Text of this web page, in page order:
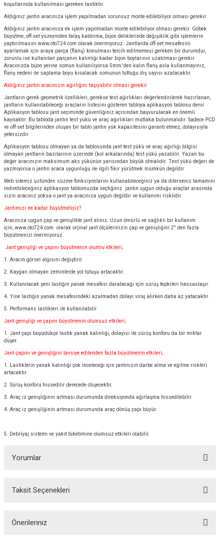
koşullarında kullanılması gereken lastiktir.
Aldığınız jantın aracınıza işlem yapılmadan sorunsuz monte edilebiliyor olması gerekir.
Aldığınız jantın aracınıza ek işlem yapılmadan monte edilebiliyor olması gerekir. Göbek
büyütme, off-set yüzeyinden talaş kaldırma, bijon deliklerinde değişiklik gibi işlemlerin
yaptırılmasını www.oto724.com olarak önermiyoruz. Jantlarda off-set mesafesini
ayarlamak için araya parça (flanş) konulması tercih edilmemesi gereken bir durumdur,
zorunlu ise kullanılan parçanın kalınlığı kadar bijon boylarının uzatılması gerekir.
Aracınızda bijon yerine somun kullanılıyorsa 5mm.'den kalın flanş asla kullanmayınız,
flanş nedeni ile saplama boyu kısalacak somunun tuttuğu diş sayısı azalacaktır.
Aldığınız jantın aracınızın ağırlığını taşıyabilir olması gerekir.
Jantların gerek geometrik özellikleri, gerekse test ağırlıkları değerlendirilerek hazırlanan,
jantların kullanılabileceği araçların listesini gösteren tabloya aplikasyon tablosu denir.
Aplikasyon tablosu jant seçiminde güvenliğiniz açısından başvurulacak en önemli
kaynaktır. Bu tabloda jantın test yükü ve araç ağırlıkları mutlaka bulunmalıdır. Sadece PCD
ve off-set bilgilerinden oluşan bir tablo jantın yük kapasitesini garanti etmez, dolayısıyla
yetersizdir.
Aplikasyon tablosu olmayan ya da tablosunda jant test yükü ve araç ağırlığı bilgisi
olmayan jantların bazılarının üzerinde (kol arkalarında) test yükü yazabilir. Yazan bu
değer aracınızın maksimum aks yükünün yarısından büyük olmalıdır. Test yükü değeri de
yazmıyorsa o jantın araca uygunluğu ile ilgili fikir yürütmek mümkün değildir.
Web sitemiz üstünden süzme fonksiyonlarını kullanabileceğiniz ya da dilerseniz tamamını
indirebileceğiniz aplikasyon tablomuzda seçtiğiniz jantın uygun olduğu araçlar arasında
sizin aracınız yoksa o jant ya aracınıza uygun değildir ve kullanımı risklidir.
Jantımızı ne kadar büyütmeliyiz?
Aracınıza uygun çap ve genişlikte jant alınız. Uzun ömürlü ve sağlıklı bir kullanım
için, www.oto724.com olarak orjinal jant ölçülerinizin çap ve genişliğini 2" den fazla
büyütmenizi önermiyoruz.
Jant genişliği ve çapını büyütmenin olumlu etkileri;
1. Aracın görsel algısını değiştirir.
2. Kaygan olmayan zeminlerde yol tutuşu artacaktır.
3. Kullanılacak yeni lastiğin yanak mesafesi daralacağı için sürüş tepkileri hassaslaşır.
4. Yine lastiğin yanak mesafesindeki azalmadan dolayı viraj alırken daha az yatacaktır.
5. Performans lastikleri ile kullanılabilir.
Jant genişliği ve çapını büyütmenin olumsuz etkileri;
1. Jant çapı büyüdükçe lastik yanak kalınlığı, dolayısı ile sürüş konforu da bir miktar
düşer.
Jant çapını ve genişliğini tavsiye edilenden fazla büyütmenin etkileri;
1. Lastiklerin yanak kalınlığı çok inceleceği için jantınızın darbe alma ve eğilme riskleri
artacaktır.
2. Sürüş konforu hissedilir derecede düşecektir.
3. Araç iz genişliğinin artması durumunda direksiyonda ağırlaşma hissedilebilir.
4. Araç iz genişliğinin artması durumunda araç dönüş çapı büyür.
5. Debriyaj sistemi ve yakıt tüketimine olumsuz etkileri olabilir.
Yorumlar
Bu ürüne ilk yorumu siz yapın!
Taksit Seçenekleri
Önerileriniz